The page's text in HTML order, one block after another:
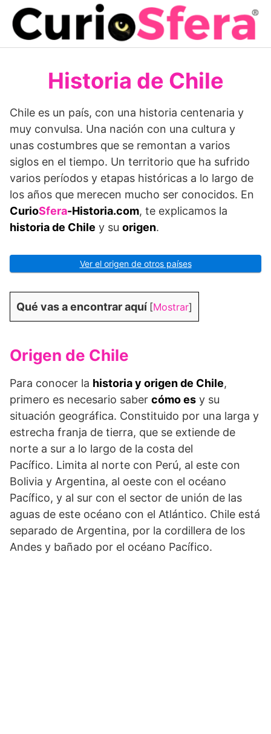
Saltar
contenido
Historia de Chile
Chile es un país, con una historia centenaria y
muy convulsa. Una nación con una cultura y
unas costumbres que se remontan a varios
siglos en el tiempo. Un territorio que ha sufrido
varios períodos y etapas históricas a lo largo de
los años que merecen mucho ser conocidos. En
CurioSfera-Historia.com, te explicamos la
historia de Chile y su origen.
Ver el origen de otros países
Qué vas a encontrar aquí [Mostrar]
Origen de Chile
Para conocer la historia y origen de Chile,
primero es necesario saber cómo es y su
situación geográfica. Constituido por una larga y
estrecha franja de tierra, que se extiende de
norte a sur a lo largo de la costa del
Pacífico. Limita al norte con Perú, al este con
Bolivia y Argentina, al oeste con el océano
Pacífico, y al sur con el sector de unión de las
aguas de este océano con el Atlántico. Chile está
separado de Argentina, por la cordillera de los
Andes y bañado por el océano Pacífico.